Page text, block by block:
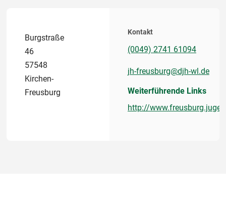
Burgstraße
46
57548
Kirchen-
Freusburg
Kontakt
(0049) 2741 61094
jh-freusburg@djh-wl.de
Weiterführende Links
http://